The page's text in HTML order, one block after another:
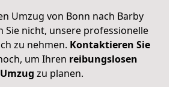
Umzug von Bonn nach Barby
Sie nicht, unsere professionelle
zu nehmen. Kontaktieren Sie
um Ihren reibungslosen
Umzug zu planen.